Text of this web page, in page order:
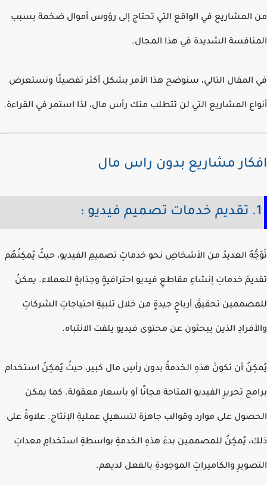
في الواقع التي تحتاج إلى رؤوس أموال ضخمة بسبب
الشديدة في هذا المجال.
التالي، سنوضح هذا الأمر بشكل أكثر تفصيلًا ونستعرض
المشاريع التي لن تتطلب منك رأس مال، لذا استمر في القراءة.
مشاريع بدون راس مال
العديدُ من الأشخاصِ نحو خدماتِ تصميمِ الفيديو، حيثُ يُمكِنُهُم
خدماتِ إنشاءِ مقاطعِ فيديو احترافيةٍ وجذابةٍ للعملاء. يمكنُ
تحقيقَ أرباحٍ جيدةٍ من خلال تلبيةِ احتياجاتِ الشركاتِ
الذين يبحثون عن محتوى فيديو يلفت الانتباه.
أن تكونَ هذهِ الخدمةُ بدون رأسِ مال كبير، حيثُ يُمكِنُ استخدام
تحريرِ الفيديو المتاحة مجانًا أو بأسعار معقولة. كما يمكن
على موارد وقوالب جاهزة لتسهيلِ عمليةِ الإنتاج. علاوةً على
يُمكِنُ للمصممين بدءَ هذهِ الخدمةِ بواسطةِ استخدامِ معداتِ
والكاميراتِ الموجودةِ بالفعل لديهم.